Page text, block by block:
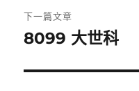
覽
文
章:
下一篇文章
下
篇
8099 大世科